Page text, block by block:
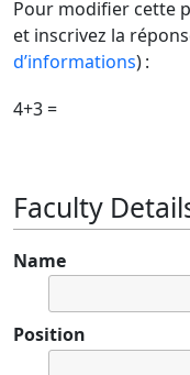
Pour modifier cette
et inscrivez la
d’informations) :
4+3 =
Faculty
Name
Position